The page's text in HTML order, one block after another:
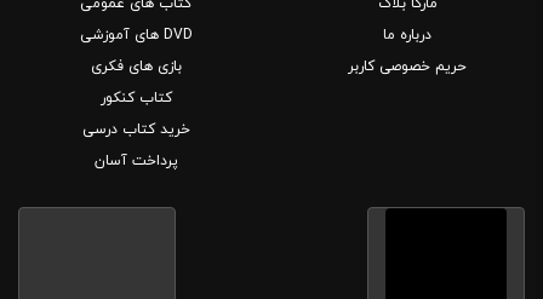
درباره ما
حریم خصوصی کاربر
DVD های آموزشی
بازی های فکری
کتاب کنکور
خرید کتاب درسی
پرداخت آسان